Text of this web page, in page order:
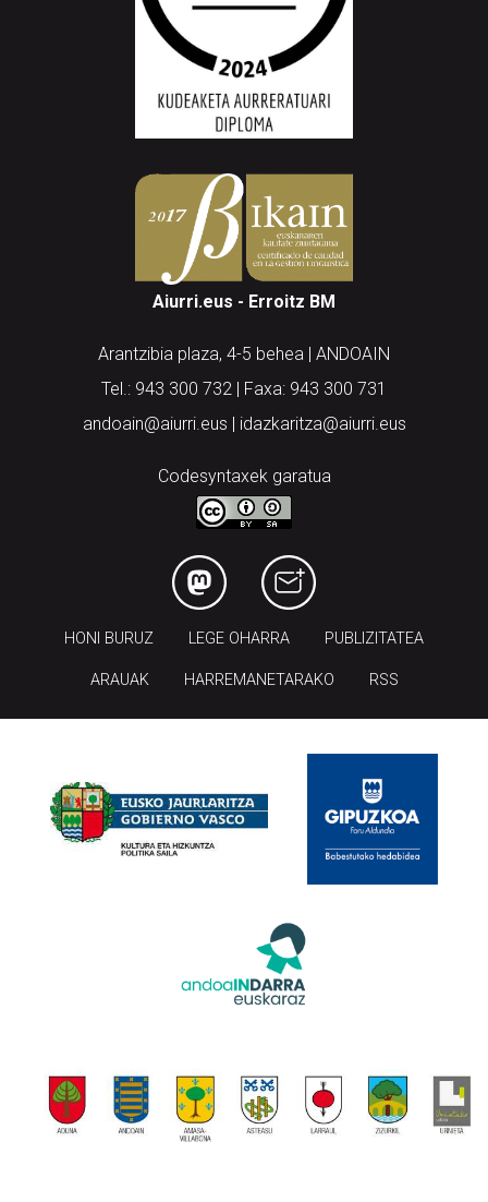
Aiurri.eus - Erroitz BM
Arantzibia plaza, 4-5 behea | ANDOAIN
Tel.: 943 300 732 | Faxa: 943 300 731
andoain@aiurri.eus | idazkaritza@aiurri.eus
Codesyntaxek garatua
HONI BURUZ LEGE OHARRA PUBLIZITATEA
ARAUAK HARREMANETARAKO RSS